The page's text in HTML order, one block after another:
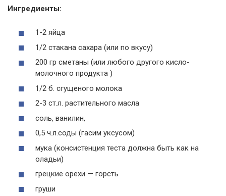
Ингредиенты:
1-2 яйца
1/2 стакана сахара (или по вкусу)
200 гр сметаны (или любого другого кисло-
молочного продукта )
1/2 б. сгущеного молока
2-3 ст.л. растительного масла
соль, ванилин,
0,5 ч.л.соды (гасим уксусом)
мука (консистенция теста должна быть как на
оладьи)
грецкие орехи — горсть
груши